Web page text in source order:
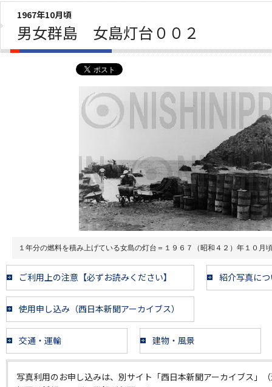
1967年10月頃
男女群島 女島灯台００２
１年分の燃料を積み上げている女島の灯台＝１９６７（昭和４２）年１０月
ご利用上の注意【必ずお読みください】 紹介写真に
使用申し込み（西日本新聞アーカイブス）
交通・運輸 建物・風景
写真利用のお申し込みは、別サイト「西日本新聞アーカイブス」